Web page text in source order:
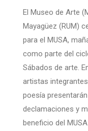
El Museo de Arte
Mayagüez (RUM)
para el MUSA,
como parte del
Sábados de arte.
artistas
poesía
declamaciones y
beneficio del